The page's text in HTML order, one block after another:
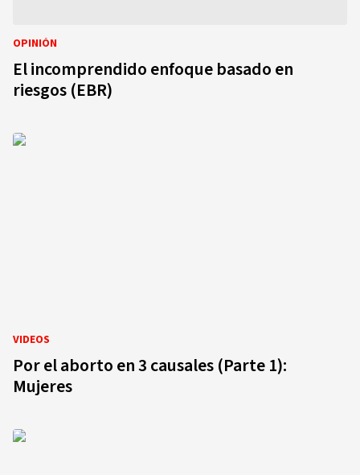
OPINIÓN
El incomprendido enfoque basado en
riesgos (EBR)
VIDEOS
Por el aborto en 3 causales (Parte 1):
Mujeres